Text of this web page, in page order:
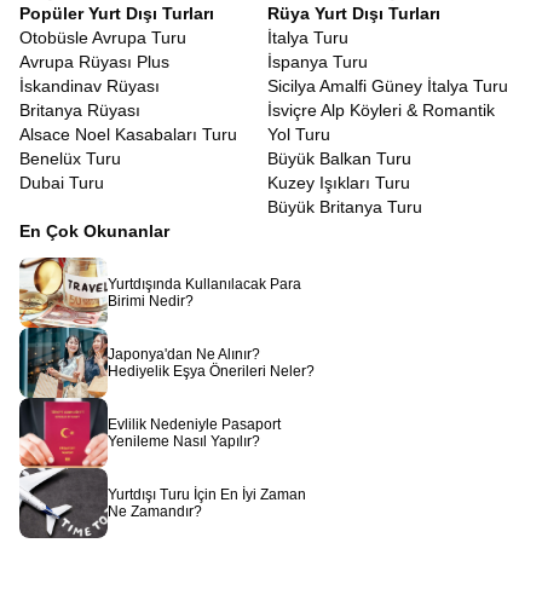
Popüler Yurt Dışı Turları
Otobüsle Avrupa Turu
Avrupa Rüyası Plus
İskandinav Rüyası
Britanya Rüyası
Alsace Noel Kasabaları Turu
Benelüx Turu
Dubai Turu
Rüya Yurt Dışı Turları
İtalya Turu
İspanya Turu
Sicilya Amalfi Güney İtalya Turu
İsviçre Alp Köyleri & Romantik
Yol Turu
Büyük Balkan Turu
Kuzey Işıkları Turu
Büyük Britanya Turu
En Çok Okunanlar
Yurtdışında Kullanılacak Para
Birimi Nedir?
Japonya'dan Ne Alınır?
Hediyelik Eşya Önerileri Neler?
Evlilik Nedeniyle Pasaport
Yenileme Nasıl Yapılır?
Yurtdışı Turu İçin En İyi Zaman
Ne Zamandır?